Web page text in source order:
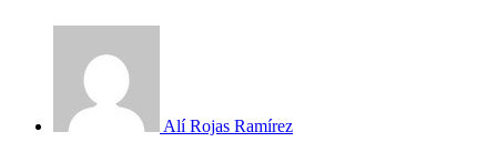
Alí Rojas Ramírez